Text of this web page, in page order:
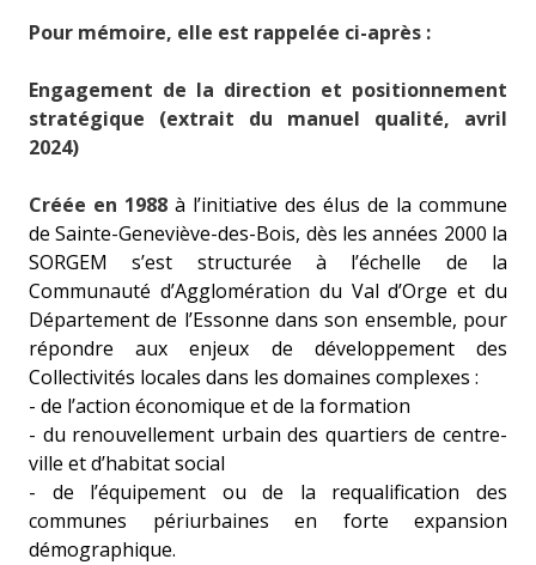
Pour mémoire, elle est rappelée ci-après :
Engagement de la direction et positionnement
stratégique (extrait du manuel qualité, avril
2024)
Créée en 1988 à l’initiative des élus de la commune
de Sainte-Geneviève-des-Bois, dès les années 2000 la
SORGEM s’est structurée à l’échelle de la
Communauté d’Agglomération du Val d’Orge et du
Département de l’Essonne dans son ensemble, pour
répondre aux enjeux de développement des
Collectivités locales dans les domaines complexes :
- de l’action économique et de la formation
- du renouvellement urbain des quartiers de centre-
ville et d’habitat social
- de l’équipement ou de la requalification des
communes périurbaines en forte expansion
démographique.